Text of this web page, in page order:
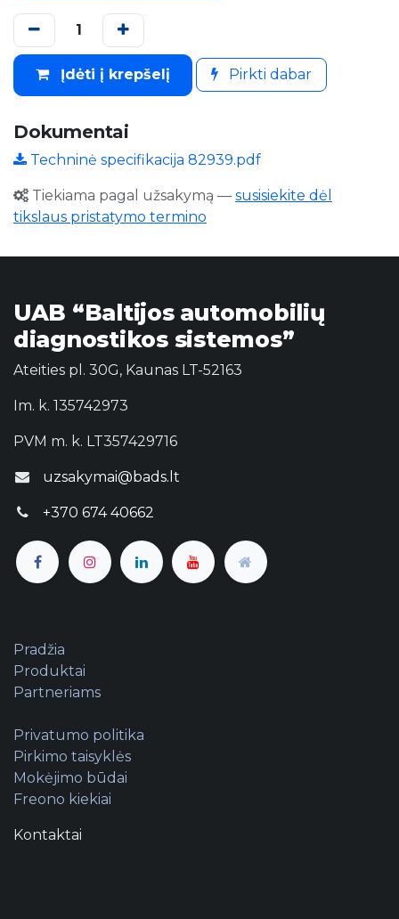
Įdėti į krepšelį Pirkti dabar
Dokumentai
Techninė specifikacija 82939.pdf
Tiekiama pagal užsakymą — susisiekite dėl
tikslaus pristatymo termino
UAB “Baltijos automobilių
diagnostikos sistemos”
Ateities pl. 30G, Kaunas LT-52163
Im. k. 135742973
PVM m. k. LT357429716
uzsakymai@bads.lt
+370 674 40662
Pradžia
Produktai
Partneriams
Privatumo politika
Pirkimo taisyklės
Mokėjimo būdai
Freono kiekiai
Kontaktai